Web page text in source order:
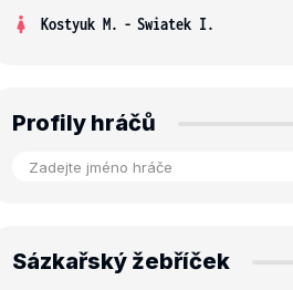
Kostyuk M. - Swiatek I.
Profily hráčů
Sázkařský žebříček